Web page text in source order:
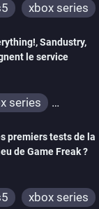
xbox series
Sandustry,
le service
series
premiers tests de la
de Game Freak ?
xbox series